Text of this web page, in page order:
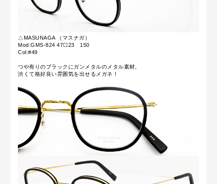
△MASUNAGA （マスナガ）
Mod:GMS-824 47☐23 150
Col:#49
つや有りのブラックにガンメタルのメタル素材。
渋くて格好良い雰囲気を出せるメガネ！